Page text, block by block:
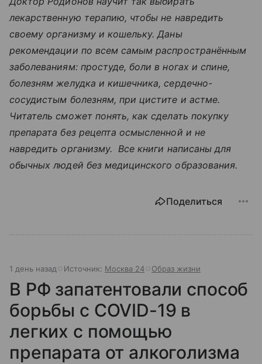
лекарственную терапию, чтобы не навредить
своему организму и кошельку. Даны
рекомендации по всем самым распространённым
заболеваниям: простуде, боли в ногах и спине,
болезням желудка и кишечника, сердечно-
сосудистым болезням, при цистите и астме.
Читатель сможет понять, как сделать покупку
препарата без рецепта осмысленной и не
навредить организму. Все книги написаны для
обычных людей без медицинского образования.
Поделиться
1 день назад Источник: Москва 24 Образ жизни
В РФ запатентовали способ
борьбы с COVID-19 в
легких с помощью
препарата от алкоголизма